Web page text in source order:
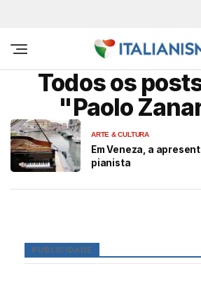
Todos os
"Paolo
ARTE & CULTURA
Em Veneza, a
pianista
PUBLICIDADE